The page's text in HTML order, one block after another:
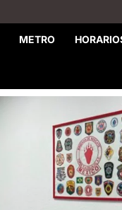
METRO